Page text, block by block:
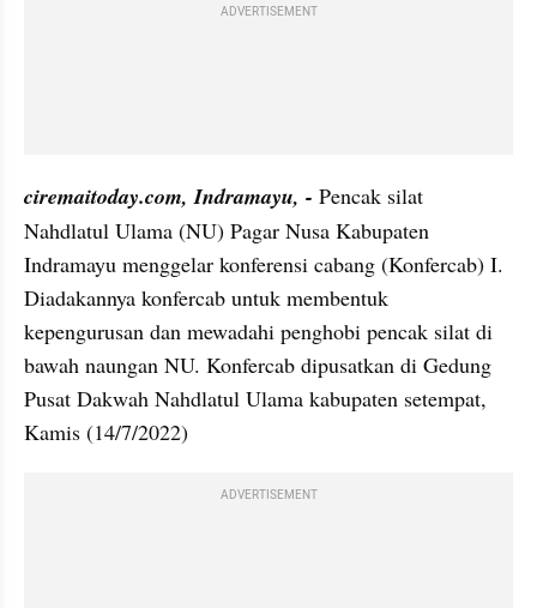
ADVERTISEMENT
ciremaitoday.com, Indramayu, - Pencak silat
Nahdlatul Ulama (NU) Pagar Nusa Kabupaten
Indramayu menggelar konferensi cabang (Konfercab) I.
Diadakannya konfercab untuk membentuk
kepengurusan dan mewadahi penghobi pencak silat di
bawah naungan NU. Konfercab dipusatkan di Gedung
Pusat Dakwah Nahdlatul Ulama kabupaten setempat,
Kamis (14/7/2022)
ADVERTISEMENT